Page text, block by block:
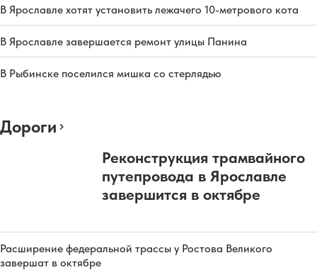
В Ярославле хотят установить лежачего 10-метрового кота
В Ярославле завершается ремонт улицы Панина
В Рыбинске поселился мишка со стерлядью
Дороги
Реконструкция трамвайного
путепровода в Ярославле
завершится в октябре
Расширение федеральной трассы у Ростова Великого
завершат в октябре